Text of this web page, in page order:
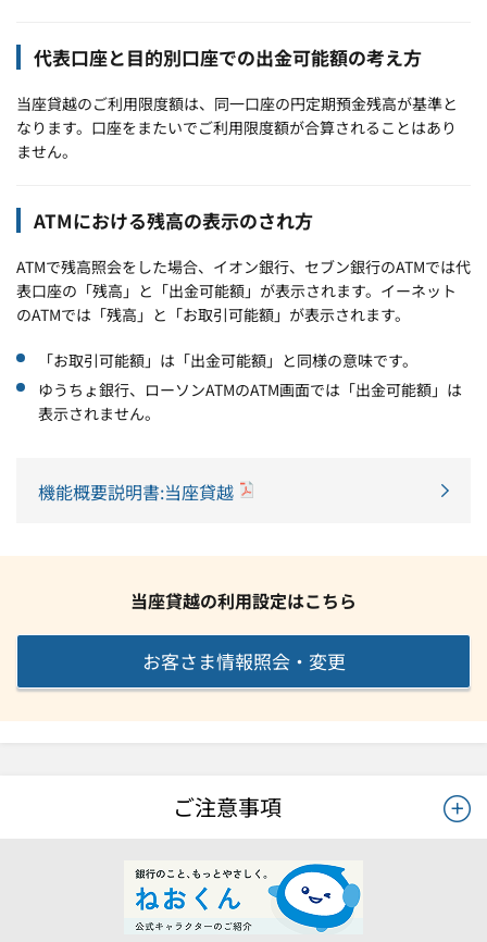
代表口座と目的別口座での出金可能額の考え方
当座貸越のご利用限度額は、同一口座の円定期預金残高が基準と
なります。口座をまたいでご利用限度額が合算されることはあり
ません。
ATMにおける残高の表示のされ方
ATMで残高照会をした場合、イオン銀行、セブン銀行のATMでは代
表口座の「残高」と「出金可能額」が表示されます。イーネット
のATMでは「残高」と「お取引可能額」が表示されます。
「お取引可能額」は「出金可能額」と同様の意味です。
ゆうちょ銀行、ローソンATMのATM画面では「出金可能額」は
表示されません。
機能概要説明書:当座貸越
当座貸越の利用設定はこちら
お客さま情報照会・変更
ご注意事項